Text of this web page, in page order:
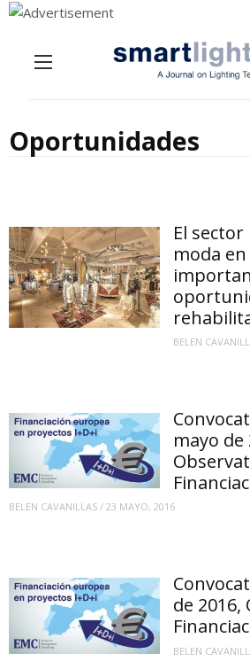
Oportunidades
El
moda
BELEN
mayo de
BELEN CAVANILLAS / 23 MAYO, 2016
de
BELEN